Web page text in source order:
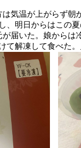
気温が上がらず朝
、明日からはこの
が届いた。娘から
て解凍して食べた